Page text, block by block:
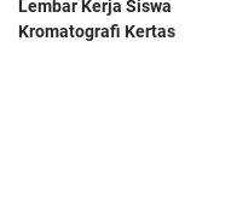
Lembar Kerja Siswa
Kromatografi Kertas